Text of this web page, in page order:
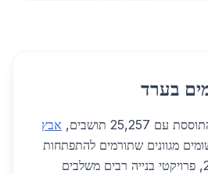
בערד
תושבים,
אבץ
מגוונים שתורמים להתפתחות
הכלכלית. בשנת 2026, פרויקטי בנייה רבים משלבים